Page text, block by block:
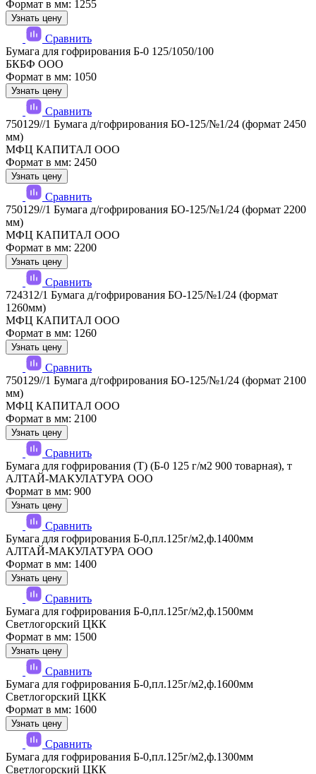
Формат в мм: 1255
Узнать цену
Сравнить
Бумага для гофрирования Б-0 125/1050/100
БКБФ ООО
Формат в мм: 1050
Узнать цену
Сравнить
750129//1 Бумага д/гофрирования БО-125/№1/24 (формат 2450
мм)
МФЦ КАПИТАЛ ООО
Формат в мм: 2450
Узнать цену
Сравнить
750129//1 Бумага д/гофрирования БО-125/№1/24 (формат 2200
мм)
МФЦ КАПИТАЛ ООО
Формат в мм: 2200
Узнать цену
Сравнить
724312/1 Бумага д/гофрирования БО-125/№1/24 (формат
1260мм)
МФЦ КАПИТАЛ ООО
Формат в мм: 1260
Узнать цену
Сравнить
750129//1 Бумага д/гофрирования БО-125/№1/24 (формат 2100
мм)
МФЦ КАПИТАЛ ООО
Формат в мм: 2100
Узнать цену
Сравнить
Бумага для гофрирования (Т) (Б-0 125 г/м2 900 товарная), т
АЛТАЙ-МАКУЛАТУРА ООО
Формат в мм: 900
Узнать цену
Сравнить
Бумага для гофрирования Б-0,пл.125г/м2,ф.1400мм
АЛТАЙ-МАКУЛАТУРА ООО
Формат в мм: 1400
Узнать цену
Сравнить
Бумага для гофрирования Б-0,пл.125г/м2,ф.1500мм
Светлогорский ЦКК
Формат в мм: 1500
Узнать цену
Сравнить
Бумага для гофрирования Б-0,пл.125г/м2,ф.1600мм
Светлогорский ЦКК
Формат в мм: 1600
Узнать цену
Сравнить
Бумага для гофрирования Б-0,пл.125г/м2,ф.1300мм
Светлогорский ЦКК